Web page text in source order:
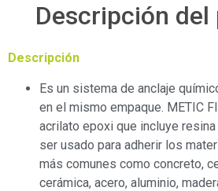
Descripción
Descripción
Es un sistema de anclaje
en el mismo empaque. METIC
acrilato epoxi que incluye
ser usado para adherir los
más comunes como concreto,
cerámica, acero, aluminio,